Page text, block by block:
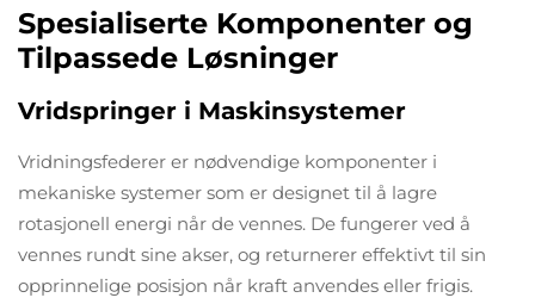
Spesialiserte Komponenter og
Tilpassede Løsninger
Vridspringer i Maskinsystemer
Vridningsfederer er nødvendige komponenter i
mekaniske systemer som er designet til å lagre
rotasjonell energi når de vennes. De fungerer ved å
vennes rundt sine akser, og returnerer effektivt til sin
opprinnelige posisjon når kraft anvendes eller frigis.